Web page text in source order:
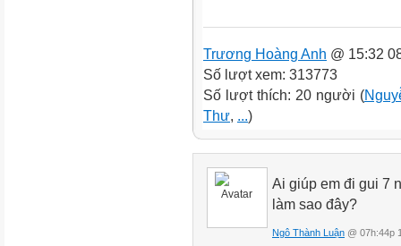
Trương Hoàng Anh @ 15:32
Số lượt xem: 313773
Số lượt thích: 20 người (
Thư, ...)
Ai giúp em đi gui 7
làm sao đây?
Ngô Thành Luận @ 07h:44p